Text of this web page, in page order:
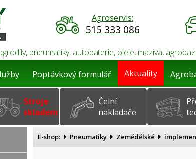
pneumatiky, autobaterie, oleje, maziva,
Agroservis:
515 333 086
Poptávkový formulář Aktuality
Stroje
skladem
Čelní
nakladače
E-shop: Pneumatiky Zemědělské